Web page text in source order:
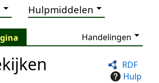
Hulpmiddelen
Handelingen
RDF
Hulp